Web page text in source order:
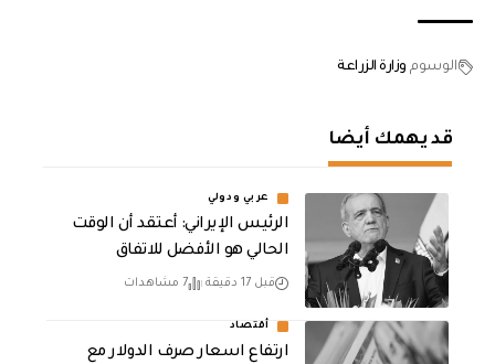
الوسوم وزارة الزراعة
قد يهمك أيضا
عربي ودولي
الرئيس الإيراني: أعتقد أن الوقت
الحالي هو الأفضل للاتفاق
قبل 17 دقيقة 7 مشاهدات
أقتصاد
ارتفاع اسعار صرف الدولار مع